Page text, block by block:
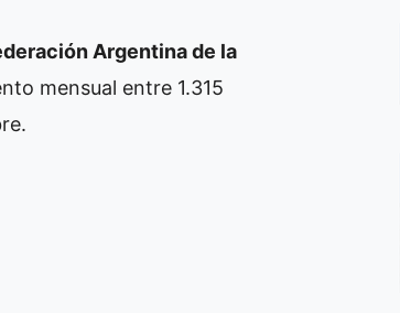
Argentina de la
mensual entre 1.315